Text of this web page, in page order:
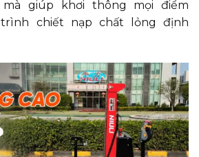
giúp khơi thông mọi điểm
chiết nạp chất lỏng định